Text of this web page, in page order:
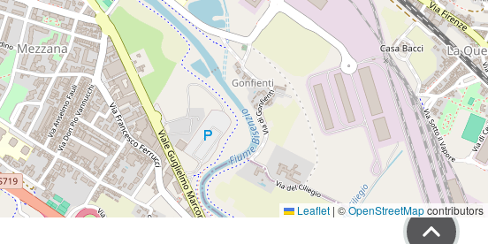
Leaflet | ©OpenStreetMapcontributors